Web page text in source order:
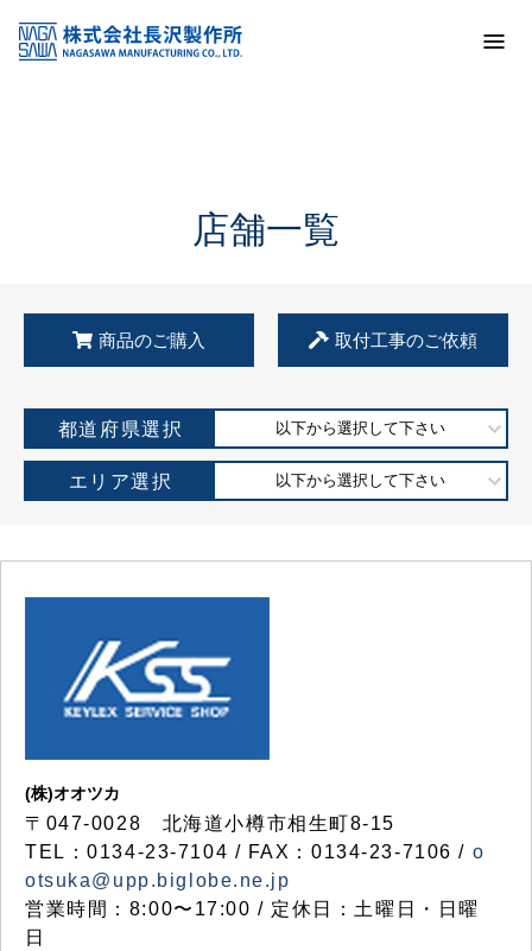
KSS加盟店・取扱店情報
店舗一覧
店舗一覧
商品のご購入 取付工事のご依頼
都道府県選択 以下から選択して下さい
エリア選択 以下から選択して下さい
(株)オオツカ
〒047-0028 北海道小樽市相生町8-15
TEL：0134-23-7104 / FAX：0134-23-7106 / o
otsuka@upp.biglobe.ne.jp
営業時間：8:00〜17:00 / 定休日：土曜日・日曜
日